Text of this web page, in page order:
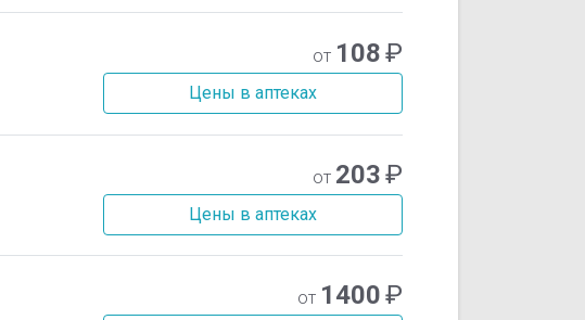
от 108₽
Цены в аптеках
от 203₽
Цены в аптеках
от 1400₽